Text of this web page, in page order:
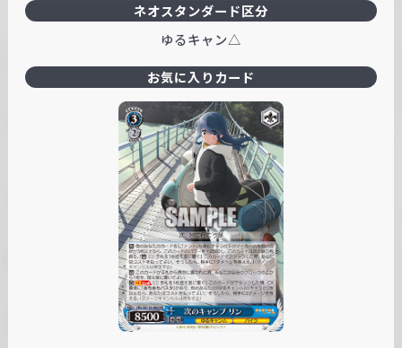
ネオスタンダード区分
ゆるキャン△
お気に入りカード